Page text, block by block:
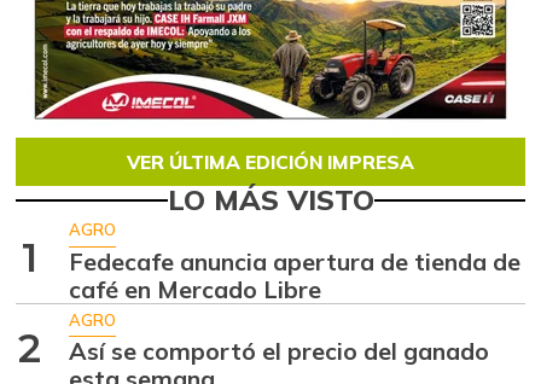
VER ÚLTIMA EDICIÓN IMPRESA
LO MÁS VISTO
1
Fedecafe anuncia apertura de tienda de
café en Mercado Libre
2
AGRO
Así se comportó el precio del ganado
esta semana